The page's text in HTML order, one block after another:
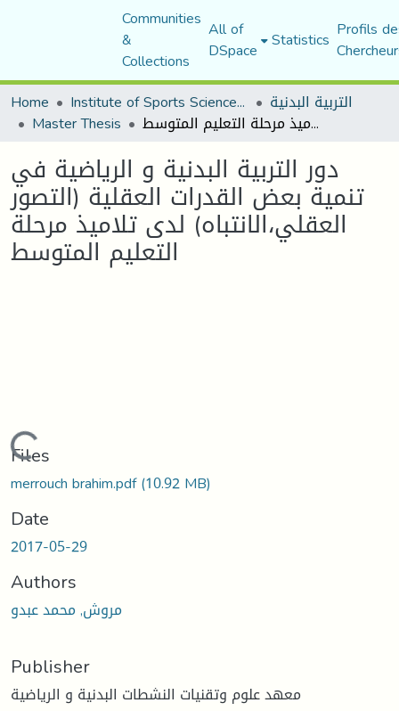
Communities
&
Collections
All of
DSpace Statistics Profils
Home
Institute of Sports Sciences and Techniques التربية البدنية
Master Thesis دور التربية البدنية و الرياضية في تنمية بعض القدرات العقلية (التصور العقلي،الانتباه) لدى تلاميذ مرحلة التعليم المتوسط
دور التربية البدنية و الرياضية في
تنمية بعض القدرات العقلية (التصور
العقلي،الانتباه) لدى تلاميذ مرحلة
التعليم المتوسط
Loading...
Files
merrouch brahim.pdf(10.92 MB)
Date
2017-05-29
Authors
مروش, محمد عبدو
Publisher
معهد علوم وتقنيات النشطات البدنية و الرياضية